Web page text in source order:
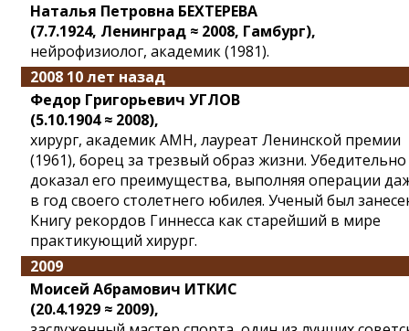
Наталья Петровна БЕХТЕРЕВА
(7.7.1924, Ленинград ≈ 2008, Гамбург),
нейрофизиолог, академик (1981).
2008 10 лет назад
Федор Григорьевич УГЛОВ
(5.10.1904 ≈ 2008),
хирург, академик АМН, лауреат Ленинской премии
(1961), борец за трезвый образ жизни. Убедительно
доказал его преимущества, выполняя операции
в год своего столетнего юбилея. Ученый был
Книгу рекордов Гиннесса как старейший в мире
практикующий хирург.
2009
Моисей Абрамович ИТКИС
(20.4.1929 ≈ 2009),